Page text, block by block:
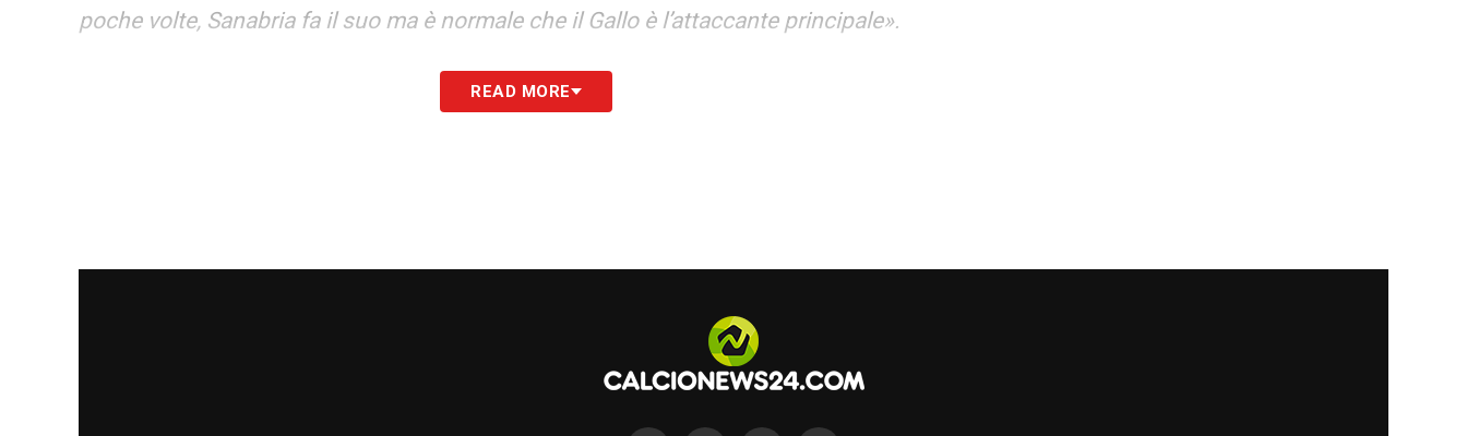
poche volte, Sanabria fa il suo ma è normale che il Gallo è l’attaccante principale».
«In due anni abbiamo costruito cose fantastiche, lui ha lavorato come
un pazzo e mi è dispiaciuto molto per l’infortunio. Tengo tanto amore per questi
READ MORE